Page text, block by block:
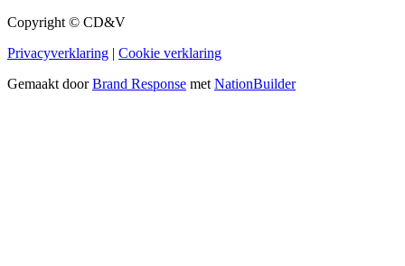
Copyright © CD&V
Privacyverklaring | Cookie verklaring
Gemaakt doorBrand Response met NationBuilder